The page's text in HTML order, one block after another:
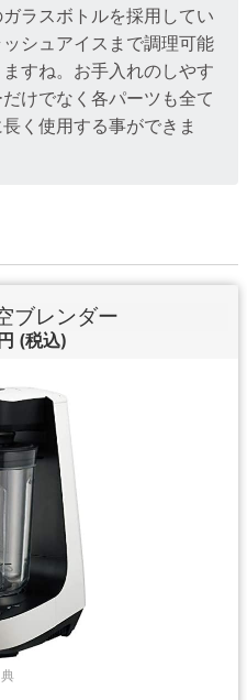
ラスボトルを採用してい
シュアイスまで調理可能
すね。お手入れのしやす
けでなく各パーツも全て
く使用する事ができま
ブレンダー
(税込)